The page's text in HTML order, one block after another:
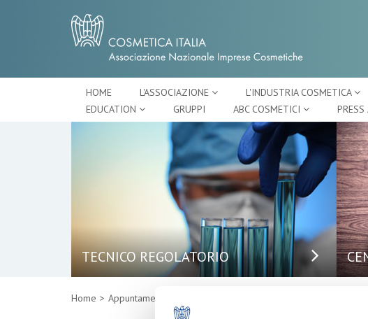
HOME L'ASSOCIAZIONE L'INDUSTRIA COSMETICA
EDUCATION
GRUPPI ABC COSMETICI PRESS
TECNICO REGOLATORIO
Home Appuntamenti